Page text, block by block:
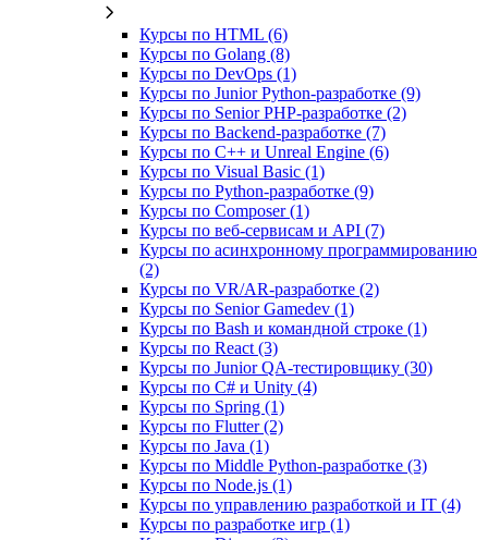
Курсы по HTML (6)
Курсы по Golang (8)
Курсы по DevOps (1)
Курсы по Junior Python-разработке (9)
Курсы по Senior PHP-разработке (2)
Курсы по Backend‑разработке (7)
Курсы по C++ и Unreal Engine (6)
Курсы по Visual Basic (1)
Курсы по Python-разработке (9)
Курсы по Composer (1)
Курсы по веб‑сервисам и API (7)
Курсы по асинхронному программированию
(2)
Курсы по VR/AR‑разработке (2)
Курсы по Senior Gamedev (1)
Курсы по Bash и командной строке (1)
Курсы по React (3)
Курсы по Junior QA-тестировщику (30)
Курсы по C# и Unity (4)
Курсы по Spring (1)
Курсы по Flutter (2)
Курсы по Java (1)
Курсы по Middle Python-разработке (3)
Курсы по Node.js (1)
Курсы по управлению разработкой и IT (4)
Курсы по разработке игр (1)